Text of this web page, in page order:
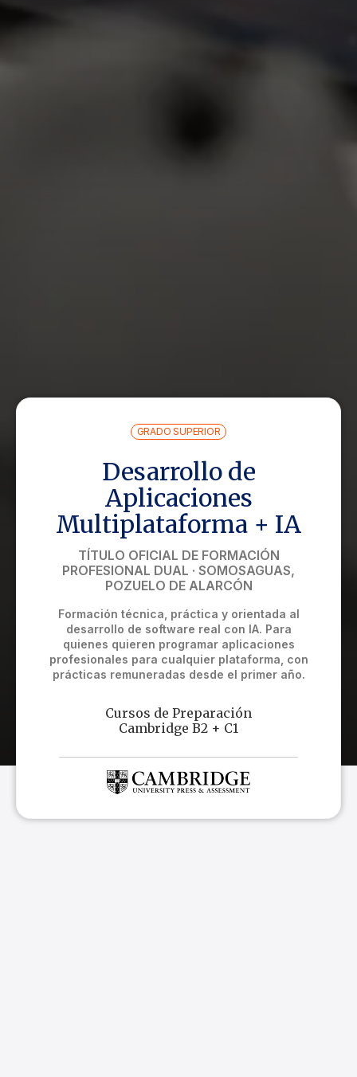
GRADO SUPERIOR
Desarrollo de
Aplicaciones
Multiplataforma + IA
TÍTULO OFICIAL DE FORMACIÓN
PROFESIONAL DUAL · SOMOSAGUAS,
POZUELO DE ALARCÓN
Formación técnica, práctica y orientada al
desarrollo de software real con IA. Para
quienes quieren programar aplicaciones
profesionales para cualquier plataforma, con
prácticas remuneradas desde el primer año.
Cursos de Preparación
Cambridge B2 + C1